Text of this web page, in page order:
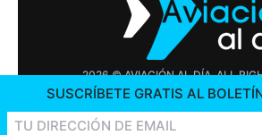
2026 © AVIACIÓN AL DÍA. ALL
OFERTAS DE
SUSCRÍBETE GRATIS AL